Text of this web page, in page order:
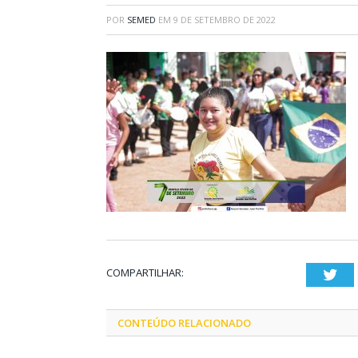
POR SEMED EM 9 DE SETEMBRO DE 2022
COMPARTILHAR:
CONTEÚDO RELACIONADO